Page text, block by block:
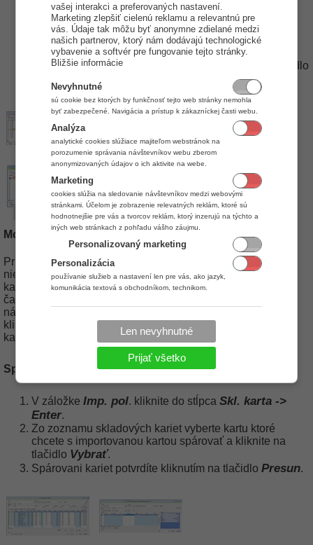
Skontrolujte, či sa v pravom hornom rohu v časti
pol.nenáchadzajú položky ktoré neboli spárované zo
skladovými kartami.(Viac informácií o nespárovaných
položkách importu sa dočítate nižšie.)
Skontrolujte položky, skladové ceny a kliknite na tlačidlo
Uložiť
Možné problémy pri importe
Pri importe skladových kariet sa môže stať, že sa nepodarí
niektoré skladové karty správne spárovať zo založenými
kartami v databáze. Tento stav zistíte tak, že v pravej hornej
časti sa po naimportovaní položiek nachádza tlačidlo s
názvom Imp. pol. ktoré je označené červenou farbou. Po
kliknutí na toto tlačidlo sa Vám zobrazí zoznam skladových
kariet ktoré nie je možné spárovať.
Spárovanie skladových kariet
V záložke Imp. pol. kliknite do stĺpca Skl. karta ->
Enter.
Zo zoznamu skladových kariet vyberte kartu ktoré
chcete s importovanou kartou spárovať a kliknite na
tlačidlo Vybrať.
Spárovani kariet potvrdíte kliknutím na tlačidlo Presun.
vašej interakci a preferovaných nastavení.
Marketing zlepšiť cielenú reklamu a relevantnú pre
vás. Údaje tak môžu byť anonymne zdielané medzi
našich partnerov, ktorý nám dodávajú technologické
vybavenie a softvér pre fungovanie tejto stránky.
Bližšie informácie
Nevyhnutné
sú cookie bez ktorých by funkčnosť tejto web stránky nemohla
byť zabezpečené. Navigácia a prístup k zákazníckej časti webu.
Analýza
analytické cookies slúžiace majiteľom webstránok na
porozumenie správania návštevníkov webu zberom
anonymizovaných údajov o ich aktivite na webe.
Marketing
cookies slúžia na sledovanie návštevníkov medzi webovými
stránkami. Účelom je zobrazenie relevatných reklám, ktoré sú
hodnotnejšie pre vás a tvorcov reklám, ktorý inzerujú na týchto a
iných web stránkach z pohľadu vášho záujmu.
Personalizovaný marketing
Personalizácia
používanie služieb a nastavení len pre vás, ako jazyk,
komunikácia textová s obchodníkom, technikom.
Len nevyhnutné
Prijať všetko